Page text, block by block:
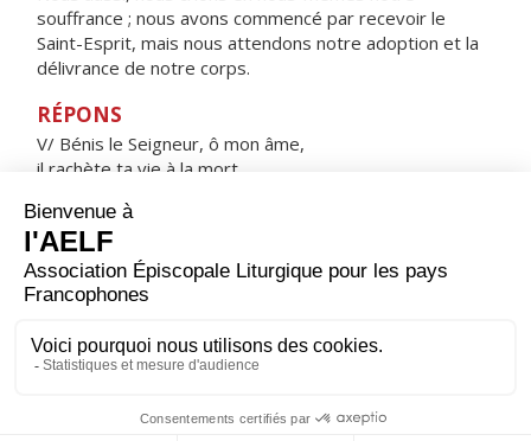
souffrance ; nous avons commencé par recevoir le
Saint-Esprit, mais nous attendons notre adoption et la
délivrance de notre corps.
RÉPONS
V/ Bénis le Seigneur, ô mon âme,
il rachète ta vie à la mort.
ORAISON
Dieu tout-puissant, force de ceux qui espèrent en toi,
sois favorable à nos appels : puisque l'homme est
fragile et que sans toi il ne peut rien, donne-nous
observant tes commandements, vouloir et agir de
manière à répondre à ton amour.